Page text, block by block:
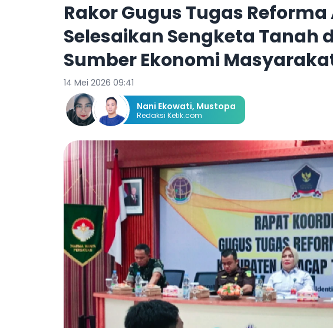
Rakor Gugus Tugas
Selesaikan Sengketa Tanah
Sumber Ekonomi
14 Mei 2026 09:41
Nani Ekowati, Mustopa
Redaksi Ketik.com